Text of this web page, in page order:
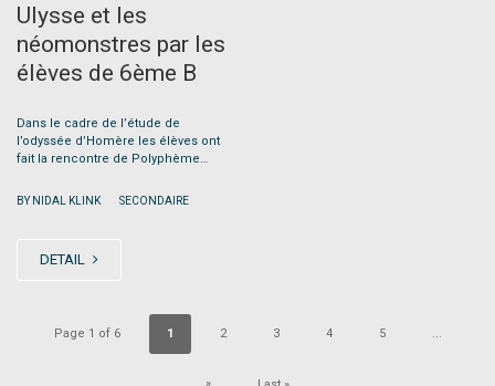
Ulysse et les
néomonstres par les
élèves de 6ème B
Dans le cadre de l’étude de
l’odyssée d’Homère les élèves ont
fait la rencontre de Polyphème…
BY NIDAL KLINK SECONDAIRE
DETAIL
Page 1 of 6 1 2 3 4 5 ...
»